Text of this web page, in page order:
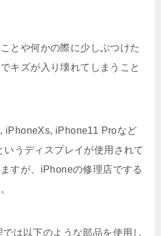
とや何かの際に少しぶつけた
キズが入り壊れてしまうこと
iPhone11 Proなど
うディスプレイが使用されて
すが、iPhoneの修理店でする
は以下のような部品を使用し